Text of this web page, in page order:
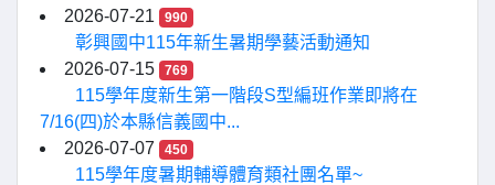
2026-07-21
990
彰興國中115年新生暑期學藝活動通知
2026-07-15
769
115學年度新生第一階段S型編班作業即將在
7/16(四)於本縣信義國中...
2026-07-07
450
115學年度暑期輔導體育類社團名單~